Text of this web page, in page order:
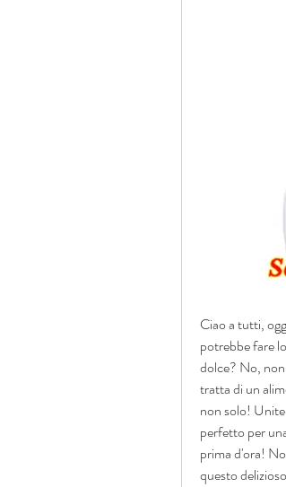
Ciao a tutti,
potrebbe fare
dolce? No,
tratta di un
non solo!
perfetto per
prima d'ora!
questo